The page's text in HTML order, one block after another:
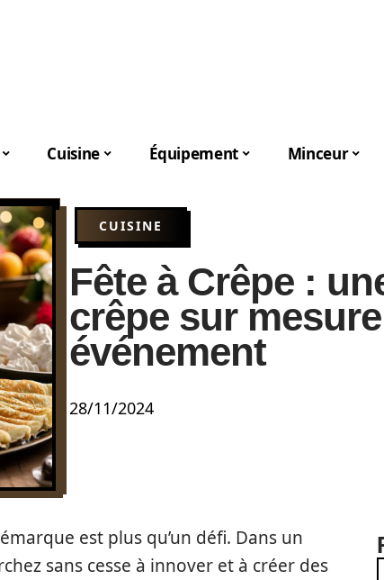
Cuisine Équipement Minceur
CUISINE
Fête à Crêpe :
crêpe sur
événement
28/11/2024
est plus qu’un défi. Dans un
sans cesse à innover et à créer des